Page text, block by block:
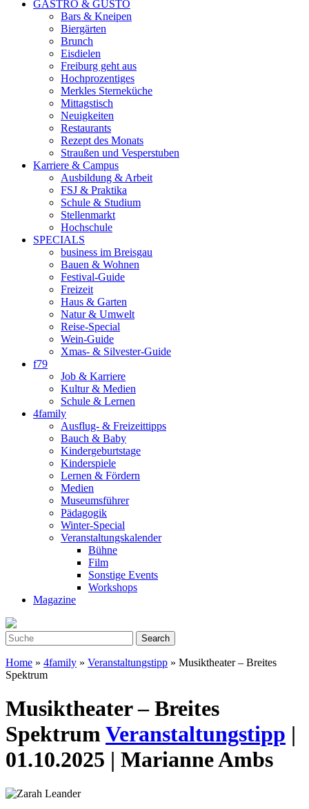
GASTRO & GUSTO
Bars & Kneipen
Biergärten
Brunch
Eisdielen
Freiburg geht aus
Hochprozentiges
Merkles Sterneküche
Mittagstisch
Neuigkeiten
Restaurants
Rezept des Monats
Straußen und Vesperstuben
Karriere & Campus
Ausbildung & Arbeit
FSJ & Praktika
Schule & Studium
Stellenmarkt
Hochschule
SPECIALS
business im Breisgau
Bauen & Wohnen
Festival-Guide
Freizeit
Haus & Garten
Natur & Umwelt
Reise-Special
Wein-Guide
Xmas- & Silvester-Guide
f79
Job & Karriere
Kultur & Medien
Schule & Lernen
4family
Ausflug- & Freizeittipps
Bauch & Baby
Kindergeburtstage
Kinderspiele
Lernen & Fördern
Medien
Museumsführer
Pädagogik
Winter-Special
Veranstaltungskalender
Bühne
Film
Sonstige Events
Workshops
Magazine
Home » 4family » Veranstaltungstipp » Musiktheater – Breites
Spektrum
Musiktheater – Breites
SpektrumVeranstaltungstipp |
01.10.2025 | Marianne Ambs